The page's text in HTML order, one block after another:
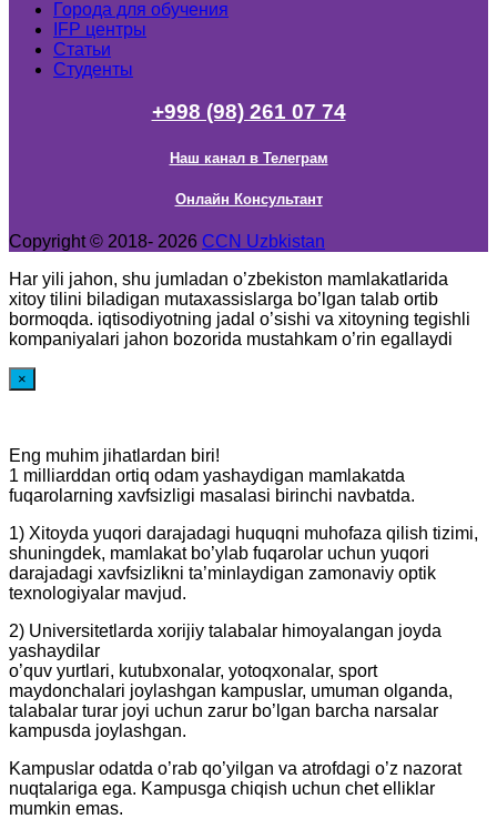
Города для обучения
IFP центры
Статьи
Студенты
+998 (98) 261 07 74
Наш канал в Телеграм
Онлайн Консультант
Copyright © 2018- 2026 CCN Uzbkistan
Har yili jahon, shu jumladan o’zbekiston mamlakatlarida
xitoy tilini biladigan mutaxassislarga bo’lgan talab ortib
bormoqda. iqtisodiyotning jadal o’sishi va xitoyning tegishli
kompaniyalari jahon bozorida mustahkam o’rin egallaydi
×
Eng muhim jihatlardan biri!
1 milliarddan ortiq odam yashaydigan mamlakatda
fuqarolarning xavfsizligi masalasi birinchi navbatda.
1) Xitoyda yuqori darajadagi huquqni muhofaza qilish tizimi,
shuningdek, mamlakat bo’ylab fuqarolar uchun yuqori
darajadagi xavfsizlikni ta’minlaydigan zamonaviy optik
texnologiyalar mavjud.
2) Universitetlarda xorijiy talabalar himoyalangan joyda
yashaydilar
o’quv yurtlari, kutubxonalar, yotoqxonalar, sport
maydonchalari joylashgan kampuslar, umuman olganda,
talabalar turar joyi uchun zarur bo’lgan barcha narsalar
kampusda joylashgan.
Kampuslar odatda o’rab qo’yilgan va atrofdagi o’z nazorat
nuqtalariga ega. Kampusga chiqish uchun chet elliklar
mumkin emas.